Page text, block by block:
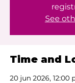
See
Time and
20 jun 2026, 12:00